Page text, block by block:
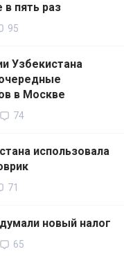
пять раз
95
Узбекистана
в Москве
74
использовала
71
новый налог
65